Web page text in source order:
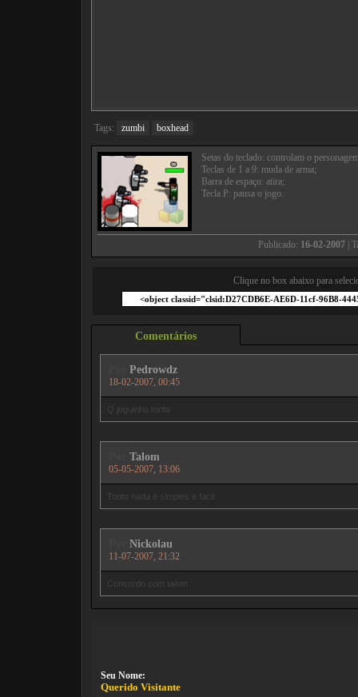
Tags: zumbi boxhead
Setas do teclado: controlam o
Teclas de 1 a 9: muda de arma;
Barra de espaço: atira;
Tecla P: pausa o jogo.
Publicado: 16-02-2007|
Clique no box abaixo para
Comentários
Pedrowdz
18-02-2007, 00:45
Q joguinho tonto
Talom
05-05-2007, 13:06
Tonto nada é simples e facil
Nickolau
11-07-2007, 21:32
Concordo com talom
Seu Nome:
Querido Visitante